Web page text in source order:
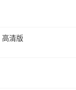
清版